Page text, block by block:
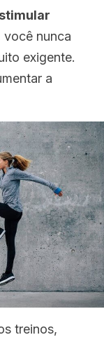
você nunca
exigente.
a
treinos,